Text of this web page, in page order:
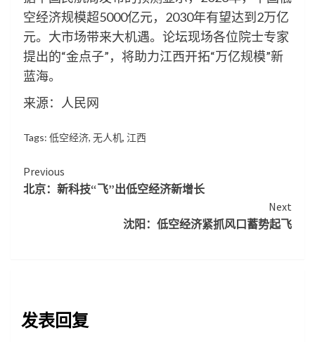
空经济规模超5000亿元，2030年有望达到2万亿
元。大市场带来大机遇。论坛现场各位院士专家
提出的“金点子”，将助力江西开拓“万亿规模”新
蓝海。
来源：人民网
Tags: 低空经济, 无人机, 江西
Continue
Reading
Previous
北京：新科技“飞”出低空经济新增长
Next
沈阳：低空经济紧抓风口蓄势起飞
发表回复